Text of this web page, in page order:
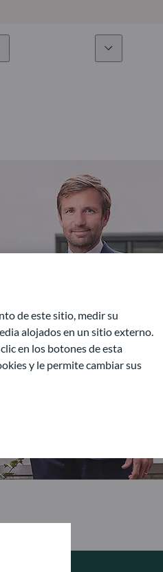
Publicaciones
de este sitio, medir su
alojados en un sitio externo.
en los botones de esta
y le permite cambiar sus